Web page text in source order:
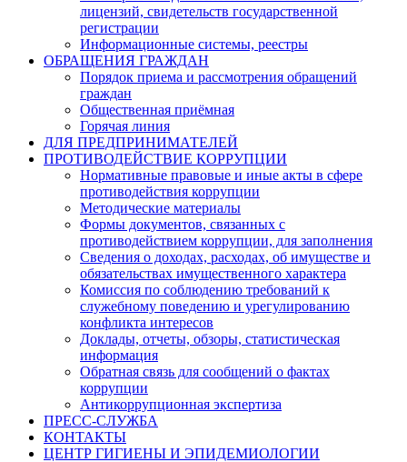
лицензий, свидетельств государственной
регистрации
Информационные системы, реестры
ОБРАЩЕНИЯ ГРАЖДАН
Порядок приема и рассмотрения обращений
граждан
Общественная приёмная
Горячая линия
ДЛЯ ПРЕДПРИНИМАТЕЛЕЙ
ПРОТИВОДЕЙСТВИЕ КОРРУПЦИИ
Нормативные правовые и иные акты в сфере
противодействия коррупции
Методические материалы
Формы документов, связанных с
противодействием коррупции, для заполнения
Сведения о доходах, расходах, об имуществе и
обязательствах имущественного характера
Комиссия по соблюдению требований к
служебному поведению и урегулированию
конфликта интересов
Доклады, отчеты, обзоры, статистическая
информация
Обратная связь для сообщений о фактах
коррупции
Антикоррупционная экспертиза
ПРЕСС-СЛУЖБА
КОНТАКТЫ
ЦЕНТР ГИГИЕНЫ И ЭПИДЕМИОЛОГИИ